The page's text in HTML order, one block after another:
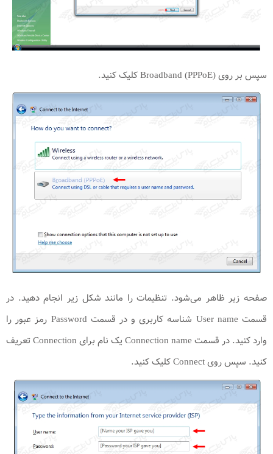
سپس بر روی (Broadband (PPPoE کلیک کنید.
صفحه زیر ظاهر می‌شود. تنظیمات را مانند شکل زیر انجام دهید. در
قسمت User name شناسه کاربری و در قسمت Password رمز عبور را
وارد کنید. در قسمت Connection name یک نام برای Connection تعریف
کنید. سپس روی Connect کلیک کنید.